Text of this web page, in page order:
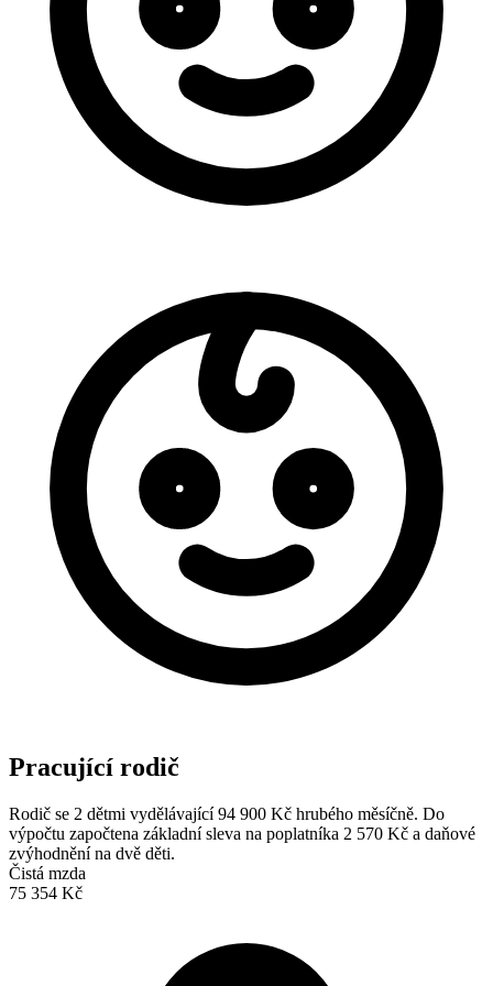
Pracující rodič
Rodič se 2 dětmi vydělávající 94 900 Kč hrubého měsíčně. Do
výpočtu započtena základní sleva na poplatníka 2 570 Kč a daňové
zvýhodnění na dvě děti.
Čistá mzda
75 354 Kč